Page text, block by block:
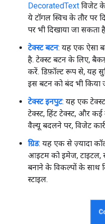
DecoratedText विजेट
ये टॉगल स्विच के तौर पर
पर भी दिखाया जा सकता
टेक्स्ट बटन: यह एक ऐसा
है. टेक्स्ट बटन के लिए,
करें. डिफ़ॉल्ट रूप से, यह
इस बटन को बंद भी किया
टेक्स्ट इनपुट: यह एक
टेक्स्ट, हिंट टेक्स्ट, और कई
वैल्यू बदलने पर, विजेट
ग्रिड: यह एक से ज़्यादा
आइटम को इमेज, टाइटल,
बनाने के विकल्पों के साथ
स्टाइल.